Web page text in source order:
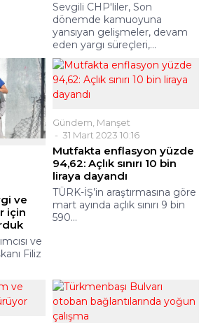
Sevgili CHP'liler, Son
dönemde kamuoyuna
yansıyan gelişmeler, devam
eden yargı süreçleri,...
ve
için
ve
Filiz
Gündem, Manşet
31 Mart 2023 10:16
Mutfakta enflasyon yüzde
94,62: Açlık sınırı 10 bin
liraya dayandı
TÜRK-İŞ’in araştırmasına göre
mart ayında açlık sınırı 9 bin
590...